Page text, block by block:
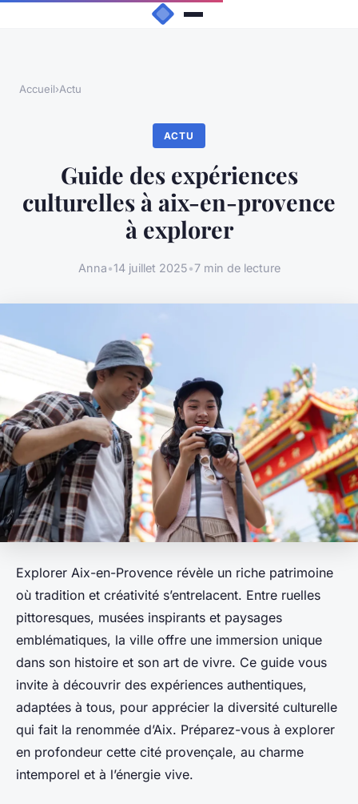
Accueil›Actu
ACTU
Guide des expériences
culturelles à aix-en-provence
à explorer
Anna•14 juillet 2025•7 min de lecture
Explorer Aix-en-Provence révèle un riche patrimoine
où tradition et créativité s’entrelacent. Entre ruelles
pittoresques, musées inspirants et paysages
emblématiques, la ville offre une immersion unique
dans son histoire et son art de vivre. Ce guide vous
invite à découvrir des expériences authentiques,
adaptées à tous, pour apprécier la diversité culturelle
qui fait la renommée d’Aix. Préparez-vous à explorer
en profondeur cette cité provençale, au charme
intemporel et à l’énergie vive.